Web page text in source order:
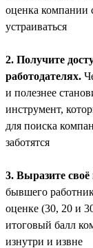
оценка компании
устраиваться
2. Получите
работодателях.
и полезнее
инструмент,
для поиска
заботятся
3. Выразите своё
бывшего
оценке (30, 20 и
итоговый балл
изнутри и извне